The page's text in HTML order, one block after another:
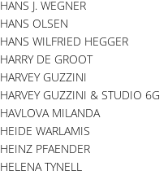
HANS J. WEGNER
HANS OLSEN
HANS WILFRIED HEGGER
HARRY DE GROOT
HARVEY GUZZINI
HARVEY GUZZINI & STUDIO 6G
HAVLOVA MILANDA
HEIDE WARLAMIS
HEINZ PFAENDER
HELENA TYNELL